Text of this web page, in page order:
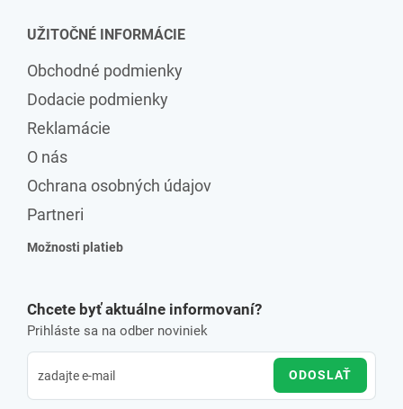
UŽITOČNÉ INFORMÁCIE
Obchodné podmienky
Dodacie podmienky
Reklamácie
O nás
Ochrana osobných údajov
Partneri
Možnosti platieb
Chcete byť aktuálne informovaní?
Prihláste sa na odber noviniek
ODOSLAŤ